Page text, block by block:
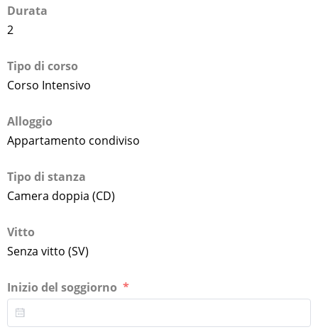
Durata
2
Tipo di corso
Corso Intensivo
Alloggio
Appartamento condiviso
Tipo di stanza
Camera doppia (CD)
Vitto
Senza vitto (SV)
Inizio del soggiorno